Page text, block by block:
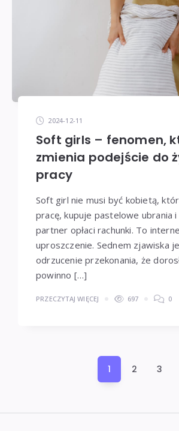
2024-12-11
Soft girls – fenomen,
zmienia podejście do
pracy
Soft girl nie musi być kobietą,
pracę, kupuje pastelowe ubrania i
partner opłaci rachunki. To
uproszczenie. Sednem zjawiska
odrzucenie przekonania, że
powinno […]
PRZECZYTAJ WIĘCEJ 697 0
Stronicowanie1 2 3